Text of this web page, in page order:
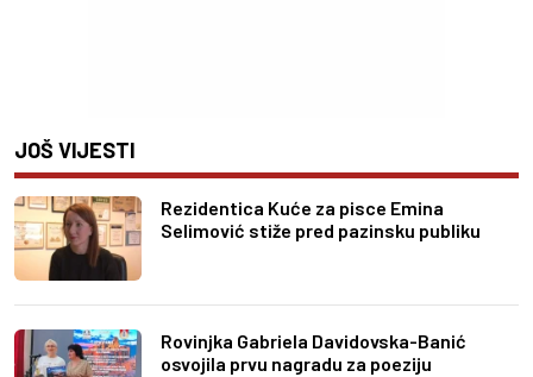
JOŠ VIJESTI
Rezidentica Kuće za pisce Emina
Selimović stiže pred pazinsku publiku
Rovinjka Gabriela Davidovska-Banić
osvojila prvu nagradu za poeziju